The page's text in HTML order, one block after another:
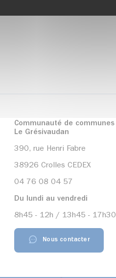
Communauté de communes
Le Grésivaudan
390, rue Henri Fabre
38926 Crolles CEDEX
04 76 08 04 57
Du lundi au vendredi
8h45 - 12h / 13h45 - 17h30
Nous contacter